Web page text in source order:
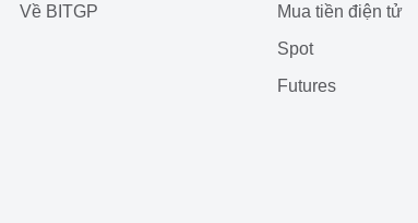
Về BITGP
Mua tiền điện tử
Spot
Futures